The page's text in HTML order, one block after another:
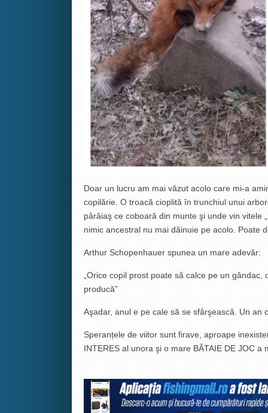
Doar un lucru am mai văzut acolo care mi-a
copilărie. O troacă cioplită în trunchiul unui
pârâiaş ce coboară din munte şi unde vin vitele
nimic ancestral nu mai dăinuie pe acolo. Poate
Arthur Schopenhauer spunea un mare adevăr:
„Orice copil prost poate să calce pe un
producă”
Aşadar, anul e pe cale să se sfârşească. Un
Speranțele de viitor sunt firave, aproape
INTERES al unora şi o mare BĂTAIE DE JOC a